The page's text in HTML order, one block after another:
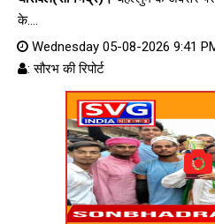
के....
Wednesday 05-08-2026 9:41
: सौरभ की रिपोर्ट